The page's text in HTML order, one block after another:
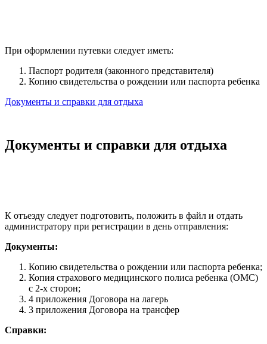
При оформлении путевки следует иметь:
Паспорт родителя (законного представителя)
Копию свидетельства о рождении или паспорта ребенка
Документы и справки для отдыха
Документы и справки для отдыха
К отъезду следует подготовить, положить в файл и отдать
администратору при регистрации в день отправления:
Документы:
Копию свидетельства о рождении или паспорта ребенка;
Копия страхового медицинского полиса ребенка (ОМС)
с 2-х сторон;
4 приложения Договора на лагерь
3 приложения Договора на трансфер
Справки: